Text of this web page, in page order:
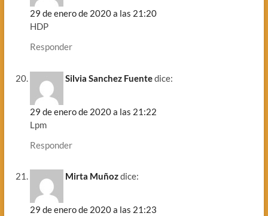
29 de enero de 2020 a las 21:20
HDP
Responder
Silvia Sanchez Fuentedice:
29 de enero de 2020 a las 21:22
Lpm
Responder
Mirta Muñozdice:
29 de enero de 2020 a las 21:23